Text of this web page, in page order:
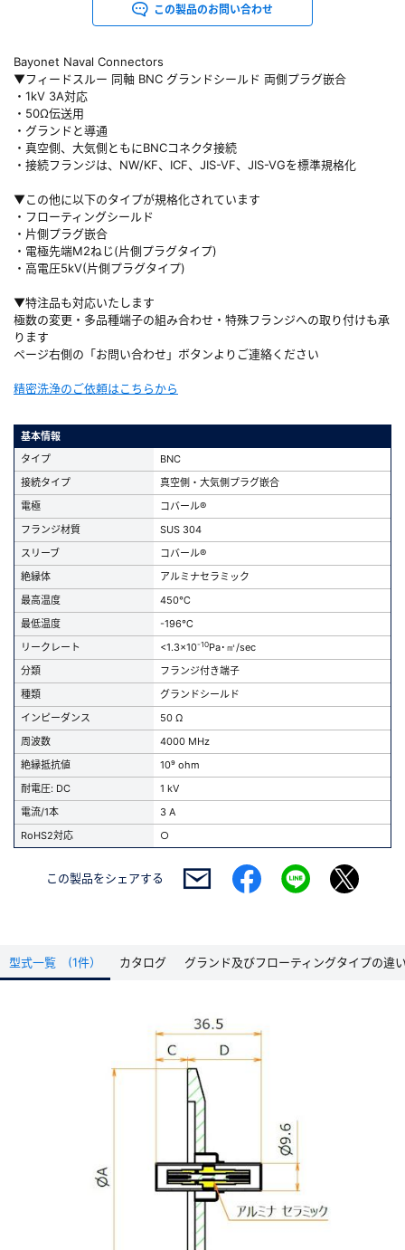
Bayonet Naval Connectors
▼フィードスルー 同軸 BNC グランドシールド 両側プラグ嵌合
・1kV 3A対応
・50Ω伝送用
・グランドと導通
・真空側、大気側ともにBNCコネクタ接続
・接続フランジは、NW/KF、ICF、JIS-VF、JIS-VGを標準規格化
▼この他に以下のタイプが規格化されています
・フローティングシールド
・片側プラグ嵌合
・電極先端M2ねじ(片側プラグタイプ)
・高電圧5kV(片側プラグタイプ)
▼特注品も対応いたします
極数の変更・多品種端子の組み合わせ・特殊フランジへの取り付けも承
ります
ページ右側の「お問い合わせ」ボタンよりご連絡ください
精密洗浄のご依頼はこちらから
基本情報
タイプ
BNC
接続タイプ
真空側・大気側プラグ嵌合
電極
コバール®
フランジ材質
SUS 304
スリーブ
コバール®
絶縁体
アルミナセラミック
最高温度
450℃
最低温度
-196℃
リークレート
<1.3x10-10Pa･㎥/sec
分類
フランジ付き端子
種類
グランドシールド
インピーダンス
50 Ω
周波数
4000 MHz
絶縁抵抗値
10⁹ ohm
耐電圧: DC
1 kV
電流/1本
3 A
RoHS2対応
○
この製品のお問い合わせ
この製品をシェアする
型式一覧 (1件） カタログ グランド及びフローティングタイプの違